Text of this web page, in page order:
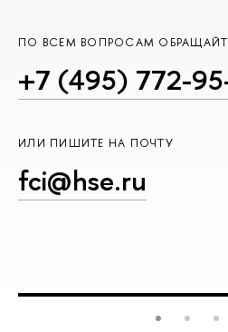
ПО ВСЕМ ВОПРОСАМ
+7 (495) 772-
ИЛИ ПИШИТЕ НА ПОЧТУ
fci@hse.ru